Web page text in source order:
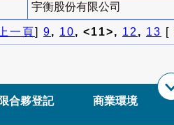
宇衡股份有限公司
一頁] 9, 10, <11>, 12, 13 [
合夥登記 商業環境